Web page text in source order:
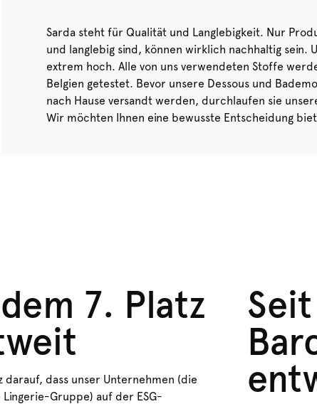
Sarda steht für Qualität und Langlebigkeit. Nur
und langlebig sind, können wirklich nachhaltig sein.
extrem hoch. Alle von uns verwendeten Stoffe
Belgien getestet. Bevor unsere Dessous und
nach Hause versandt werden, durchlaufen sie
Wir möchten Ihnen eine bewusste Entscheidung
7. Platz
darauf, dass unser Unternehmen (die
Lingerie-Gruppe) auf der ESG-